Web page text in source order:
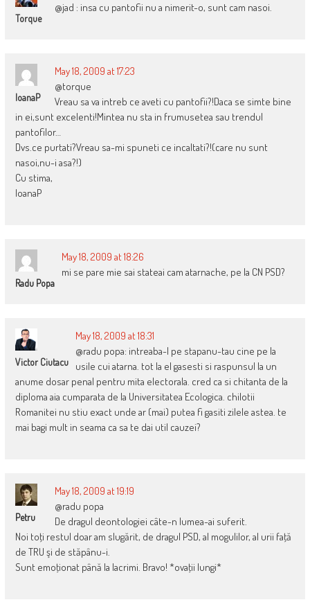
Torque
@jad : insa cu pantofii nu a nimerit-o, sunt cam nasoi.
IoanaP
May 18, 2009 at 17:23
@torque
Vreau sa va intreb ce aveti cu pantofii?!Daca se simte bine
in ei,sunt excelenti!Mintea nu sta in frumusetea sau trendul
pantofilor…
Dvs.ce purtati?Vreau sa-mi spuneti ce incaltati?!(care nu sunt
nasoi,nu-i asa?!)
Cu stima,
IoanaP
Radu Popa
May 18, 2009 at 18:26
mi se pare mie sai stateai cam atarnache, pe la CN PSD?
Victor Ciutacu
May 18, 2009 at 18:31
@radu popa: intreaba-l pe stapanu-tau cine pe la
usile cui atarna. tot la el gasesti si raspunsul la un
anume dosar penal pentru mita electorala. cred ca si chitanta de la
diploma aia cumparata de la Universitatea Ecologica. chilotii
Romanitei nu stiu exact unde ar (mai) putea fi gasiti zilele astea. te
mai bagi mult in seama ca sa te dai util cauzei?
Petru
May 18, 2009 at 19:19
@radu popa
De dragul deontologiei câte-n lumea-ai suferit.
Noi toţi restul doar am slugărit, de dragul PSD, al mogulilor, al urii faţă
de TRU şi de stăpânu-i.
Sunt emoţionat până la lacrimi. Bravo! *ovaţii lungi*